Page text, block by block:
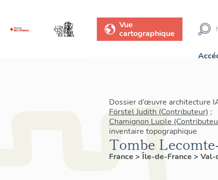
Vue
cartographique
Dossier d’œuvre architecture
Förstel Judith (Contributeur) ;
Chamignon Lucile
inventaire topographique
Tombe
France > Île-de-France >